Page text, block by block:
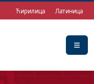
Ћирилица Латиница